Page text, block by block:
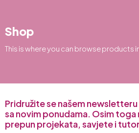
Shop
This is where you can browse products
Pridružite se našem
sa novim ponudama. Osim
prepun projekata, savjete i